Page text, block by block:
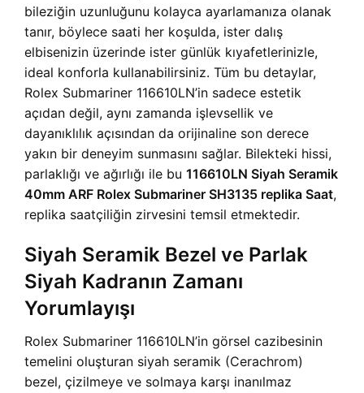
bileziğin uzunluğunu kolayca ayarlamanıza olanak
tanır, böylece saati her koşulda, ister dalış
elbisenizin üzerinde ister günlük kıyafetlerinizle,
ideal konforla kullanabilirsiniz. Tüm bu detaylar,
Rolex Submariner 116610LN’in sadece estetik
açıdan değil, aynı zamanda işlevsellik ve
dayanıklılık açısından da orijinaline son derece
yakın bir deneyim sunmasını sağlar. Bilekteki hissi,
parlaklığı ve ağırlığı ile bu 116610LN Siyah Seramik
40mm ARF Rolex Submariner SH3135 replika Saat,
replika saatçiliğin zirvesini temsil etmektedir.
Siyah Seramik Bezel ve Parlak
Siyah Kadranın Zamanı
Yorumlayışı
Rolex Submariner 116610LN’in görsel cazibesinin
temelini oluşturan siyah seramik (Cerachrom)
bezel, çizilmeye ve solmaya karşı inanılmaz